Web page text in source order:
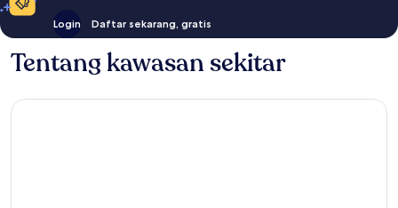
Login Daftar sekarang, gratis
Tentang kawasan sekitar